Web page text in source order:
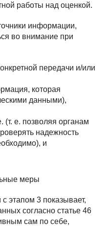
работы над оценкой.
информации,
во внимание при
передачи и/или
которая
данными),
е. позволяя органам
надежность
и
меры
этапом 3 показывает,
согласно статье 46
сам по себе,